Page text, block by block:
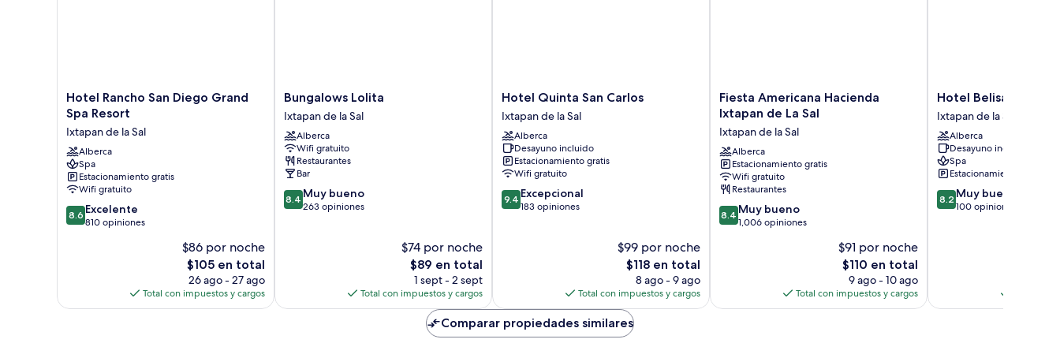
Hotel
Rancho
San
Diego
Grand
Spa
Resort
Ixtapan
de
la
Hotel Rancho San Diego Grand
Spa Resort
Ixtapan de la Sal
Alberca
Spa
Estacionamiento gratis
Wifi gratuito
8.6
de
8.6 Excelente
810 opiniones
$86 por noche
El
precio
actual
es
$105 en total
26 ago - 27 ago
Total con impuestos y cargos
Bungalows
Lolita
Ixtapan
de
la
Sal
Bungalows Lolita
Ixtapan de la Sal
Alberca
Wifi gratuito
Restaurantes
Bar
8.4
de
8.4 Muy bueno
263 opiniones
$74 por noche
El
precio
actual
es
$89
$89 en total
1 sept - 2 sept
Total con impuestos y cargos
Hotel
Quinta
San
Carlos
Ixtapan
de
la
Sal
Hotel Quinta San Carlos
Ixtapan de la Sal
Alberca
Desayuno incluido
Estacionamiento gratis
Wifi gratuito
9.4
de
9.4 Excepcional
183 opiniones
$99 por noche
El
precio
actual
es
de
$118
$118 en total
8 ago - 9 ago
Total con impuestos y cargos
Fiesta
Americana
Hacienda
Ixtapan
de
La
Sal
Ixtapan
de
la
Fiesta Americana Hacienda
Ixtapan de La Sal
Ixtapan de la Sal
Alberca
Estacionamiento gratis
Wifi gratuito
Restaurantes
8.4
de
8.4 Muy bueno
1,006 opiniones
$91 por noche
El
precio
actual
es
$110 en total
9 ago - 10 ago
Total con impuestos y cargos
Hotel
Belisana
Ixtapan
de
la
Sal
Hotel Belisana
Ixtapan de la Sal
Alberca
Desayuno incluido
Spa
Estacionamiento gratis
8.2
de
8.2 Muy bueno
100 opiniones
Comparar propiedades similares